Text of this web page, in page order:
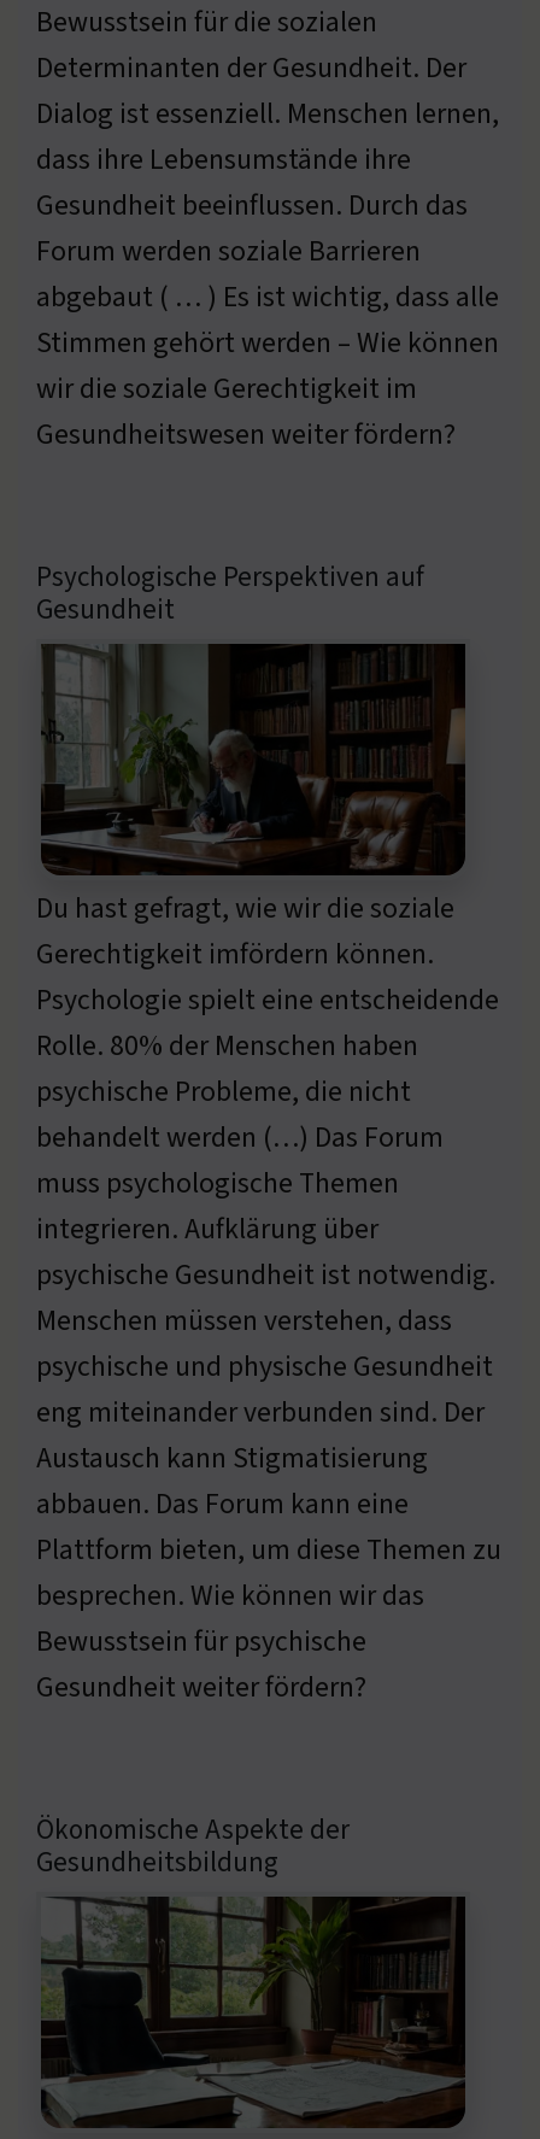
Bewusstsein für die sozialen
Determinanten der Gesundheit. Der
Dialog ist essenziell. Menschen lernen,
dass ihre Lebensumstände ihre
Gesundheit beeinflussen. Durch das
Forum werden soziale Barrieren
abgebaut ( … ) Es ist wichtig, dass alle
Stimmen gehört werden – Wie können
wir die soziale Gerechtigkeit im
Gesundheitswesen weiter fördern?
Psychologische Perspektiven auf
Gesundheit
Du hast gefragt, wie wir die soziale
Gerechtigkeit imfördern können.
Psychologie spielt eine entscheidende
Rolle. 80% der Menschen haben
psychische Probleme, die nicht
behandelt werden (…) Das Forum
muss psychologische Themen
integrieren. Aufklärung über
psychische Gesundheit ist notwendig.
Menschen müssen verstehen, dass
psychische und physische Gesundheit
eng miteinander verbunden sind. Der
Austausch kann Stigmatisierung
abbauen. Das Forum kann eine
Plattform bieten, um diese Themen zu
besprechen. Wie können wir das
Bewusstsein für psychische
Gesundheit weiter fördern?
Ökonomische Aspekte der
Gesundheitsbildung